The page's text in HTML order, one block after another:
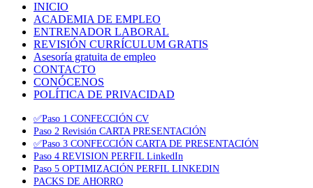
INICIO
ACADEMIA DE EMPLEO
ENTRENADOR LABORAL
REVISIÓN CURRÍCULUM GRATIS
Asesoría gratuita de empleo
CONTACTO
CONÓCENOS
POLÍTICA DE PRIVACIDAD
✅Paso 1 CONFECCIÓN CV
Paso 2 Revisión CARTA PRESENTACIÓN
✅Paso 3 CONFECCIÓN CARTA DE PRESENTACIÓN
Paso 4 REVISION PERFIL LinkedIn
Paso 5 OPTIMIZACIÓN PERFIL LINKEDIN
PACKS DE AHORRO